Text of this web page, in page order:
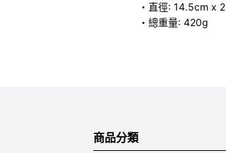
・直徑: 14.5cm x 2
・總重量: 420g
商品分類